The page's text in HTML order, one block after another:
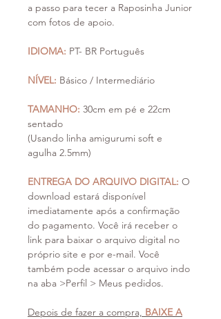
a passo para tecer a Raposinha Junior
com fotos de apoio.
IDIOMA: PT- BR Português
NÍVEL: Básico / Intermediário
TAMANHO: 30cm em pé e 22cm
sentado
(Usando linha amigurumi soft e
agulha 2.5mm)
ENTREGA DO ARQUIVO DIGITAL: O
download estará disponível
imediatamente após a confirmação
do pagamento. Você irá receber o
link para baixar o arquivo digital no
próprio site e por e-mail. Você
também pode acessar o arquivo indo
na aba >Perfil > Meus pedidos.
Depois de fazer a compra, BAIXE A